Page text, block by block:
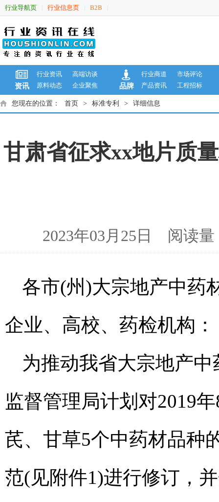
行业导航页 行业信息页 B2B
资讯
行业资讯
高端访谈
原料动态
企业聚焦 品牌
行业商道
市场评论
产品资讯
工程招标
您现在的位置： 首页 > 标准专利 > 详细信息
甘肃省征求xx地片质
2023年03月25日 阅读
各市(州)大宗地产中药
企业、高校、药检机构：
为推动我省大宗地产
监督管理局计划对2019
芪、甘草5个中药材品种
范(见附件1)进行修订，